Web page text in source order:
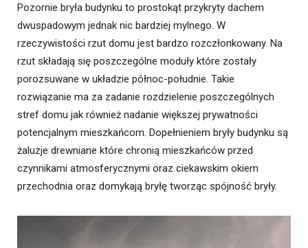
Pozornie bryła budynku to prostokąt przykryty dachem
dwuspadowym jednak nic bardziej mylnego. W
rzeczywistości rzut domu jest bardzo rozczłonkowany. Na
rzut składają się poszczególne moduły które zostały
porozsuwane w układzie północ-południe. Takie
rozwiązanie ma za zadanie rozdzielenie poszczególnych
stref domu jak również nadanie większej prywatności
potencjalnym mieszkańcom. Dopełnieniem bryły budynku są
żaluzje drewniane które chronią mieszkańców przed
czynnikami atmosferycznymi oraz ciekawskim okiem
przechodnia oraz domykają bryłę tworząc spójność bryły.